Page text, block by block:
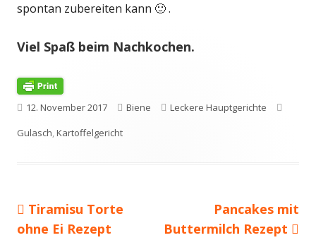
spontan zubereiten kann 🙂 .
Viel Spaß beim Nachkochen.
Veröffentlicht
am
12. November 2017 Autor
Biene Kategorien
Leckere Hauptgerichte
Gulasch Kartoffelgericht
Beitragsnavigation
Vorheriger
Beitrag:
Tiramisu Torte
ohne Ei Rezept
Nächster
Beitrag
Pancakes mit
Buttermilch Rezept